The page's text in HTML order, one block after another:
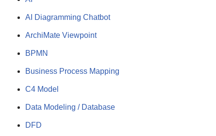
AI Diagramming Chatbot
ArchiMate Viewpoint
BPMN
Business Process Mapping
C4 Model
Data Modeling / Database
DFD